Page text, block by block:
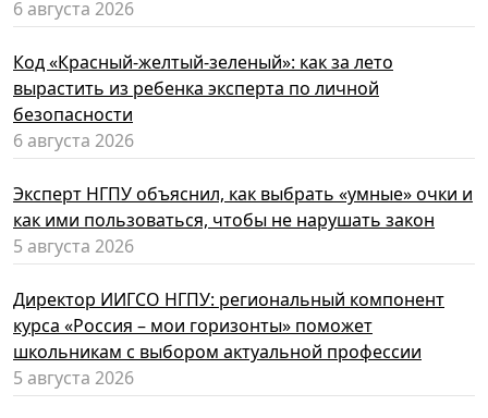
6 августа 2026
Код «Красный-желтый-зеленый»: как за лето
вырастить из ребенка эксперта по личной
безопасности
6 августа 2026
Эксперт НГПУ объяснил, как выбрать «умные» очки и
как ими пользоваться, чтобы не нарушать закон
5 августа 2026
Директор ИИГСО НГПУ: региональный компонент
курса «Россия – мои горизонты» поможет
школьникам с выбором актуальной профессии
5 августа 2026